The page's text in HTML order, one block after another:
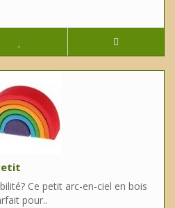
Ce petit arc-en-ciel en bois
pour..